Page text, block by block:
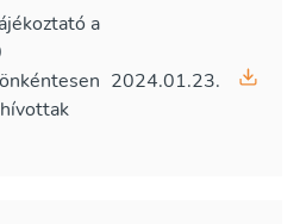
a
2024.01.23.